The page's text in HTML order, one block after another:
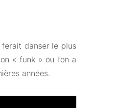
ferait danser le plus
« funk » ou l’on a
années.